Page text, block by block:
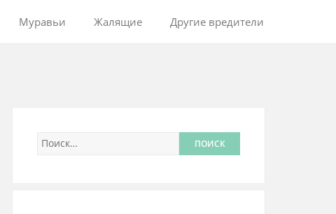
Муравьи Жалящие Другие вредители